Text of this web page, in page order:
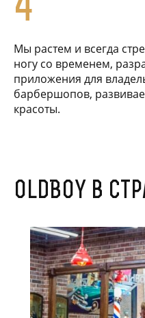
4
Мы растем и всегда
ногу со временем,
приложения для
барбершопов,
красоты.
OldBoy в